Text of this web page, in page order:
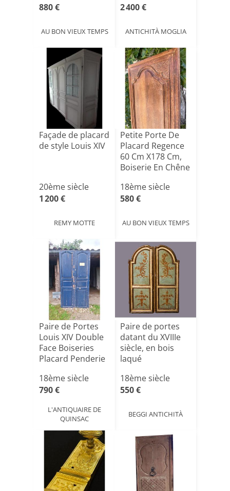
880 €
AU BON VIEUX TEMPS
2 400 €
ANTICHITÀ MOGLIA
Façade de placard
de style Louis XIV
20ème siècle
1 200 €
REMY MOTTE
Petite Porte De
Placard Regence
60 Cm X178 Cm,
Boiserie En Chêne
18ème siècle
580 €
AU BON VIEUX TEMPS
Paire de Portes
Louis XIV Double
Face Boiseries
Placard Penderie
18ème siècle
790 €
L'ANTIQUAIRE DE
QUINSAC
Paire de portes
datant du XVIIIe
siècle, en bois
laqué
18ème siècle
550 €
BEGGI ANTICHITÀ